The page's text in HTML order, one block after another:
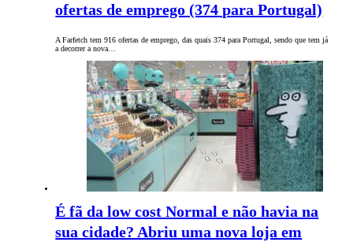
ofertas de emprego (374 para Portugal)
A Farfetch tem 916 ofertas de emprego, das quais 374 para Portugal, sendo que tem já
a decorrer a nova…
É fã da low cost Normal e não havia na
sua cidade? Abriu uma nova loja em